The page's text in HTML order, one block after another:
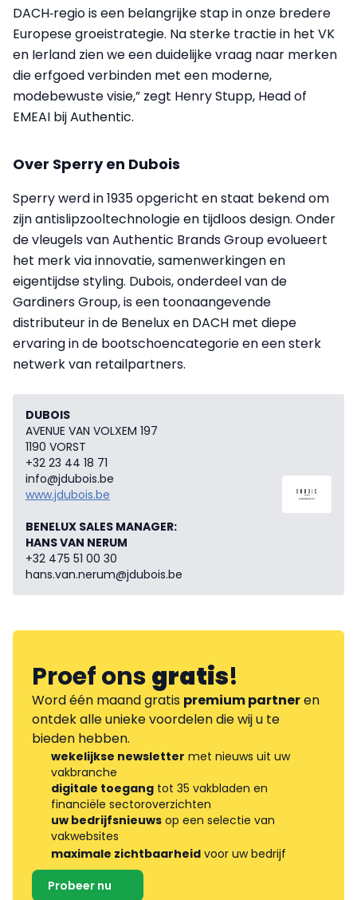
DACH‑regio is een belangrijke stap in onze bredere
Europese groeistrategie. Na sterke tractie in het VK
en Ierland zien we een duidelijke vraag naar merken
die erfgoed verbinden met een moderne,
modebewuste visie,” zegt Henry Stupp, Head of
EMEAI bij Authentic.
Over Sperry en Dubois
Sperry werd in 1935 opgericht en staat bekend om
zijn antislipzooltechnologie en tijdloos design. Onder
de vleugels van Authentic Brands Group evolueert
het merk via innovatie, samenwerkingen en
eigentijdse styling. Dubois, onderdeel van de
Gardiners Group, is een toonaangevende
distributeur in de Benelux en DACH met diepe
ervaring in de bootschoencategorie en een sterk
netwerk van retailpartners.
DUBOIS
AVENUE VAN VOLXEM 197
1190 VORST
+32 23 44 18 71
info@jdubois.be
www.jdubois.be
BENELUX SALES MANAGER:
HANS VAN NERUM
+32 475 51 00 30
hans.van.nerum@jdubois.be
Proef onsgratis!
Word één maand gratis premium partneren
ontdek alle unieke voordelen die wij u te
bieden hebben.
wekelijkse newsletter met nieuws uit uw
vakbranche
digitale toegang tot 35 vakbladen en
financiële sectoroverzichten
uw bedrijfsnieuws op een selectie van
vakwebsites
maximale zichtbaarheid voor uw bedrijf
Probeer nu